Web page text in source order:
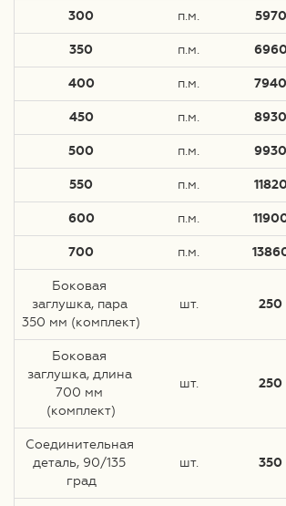
300 п.м. 5970
350 п.м.
400 п.м. 7940
450 п.м. 8930
500 п.м. 9930
550 п.м.
600 п.м.
700 п.м.
Боковая
заглушка, пара
350 мм (комплект)
шт. 250
Боковая
заглушка, длина
700 мм
(комплект)
шт. 250
Соединительная
деталь, 90/135
град
шт. 350